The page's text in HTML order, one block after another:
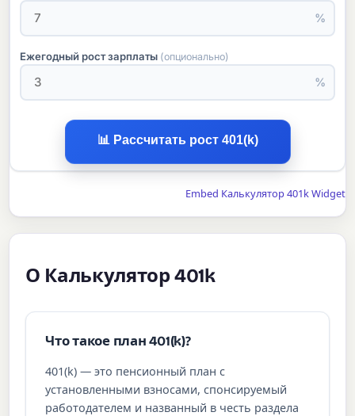
%
Ежегодный рост зарплаты (опционально)
%
📊 Рассчитать рост 401(k)
Embed Калькулятор 401k Widget
О Калькулятор 401k
Что такое план 401(k)?
401(k) — это пенсионный план с
установленными взносами, спонсируемый
работодателем и названный в честь раздела